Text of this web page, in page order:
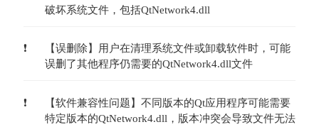
破坏系统文件，包括QtNetwork4.dll
【误删除】用户在清理系统文件或卸载软件时，可能
误删了其他程序仍需要的QtNetwork4.dll文件
【软件兼容性问题】不同版本的Qt应用程序可能需要
特定版本的QtNetwork4.dll，版本冲突会导致文件无法